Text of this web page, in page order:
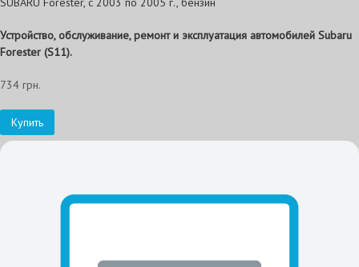
Устройство, обслуживание, ремонт и эксплуатация автомобилей Subaru
Forester (S11).
734 грн.
Купить